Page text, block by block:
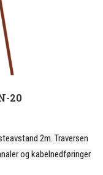
20
2m. Traversen
og kabelnedføringer